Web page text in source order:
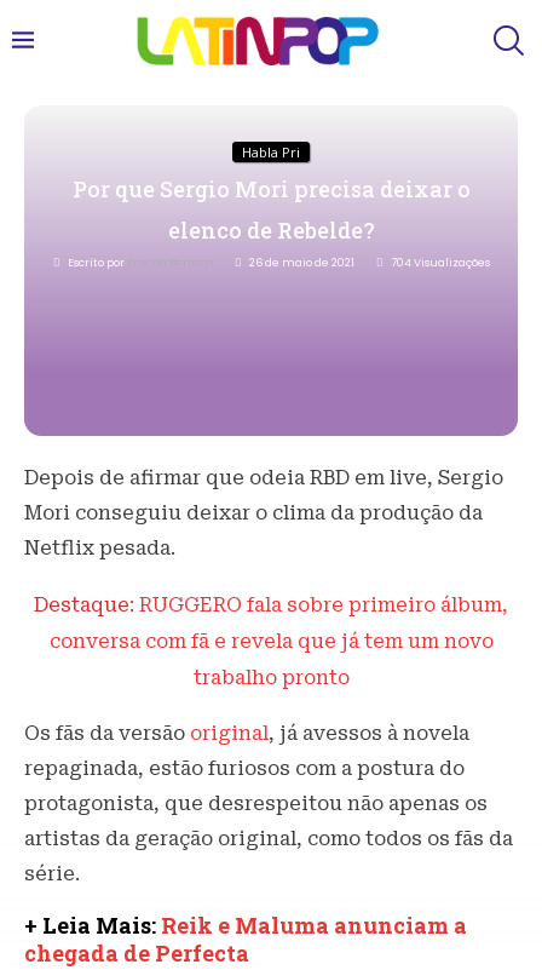
Habla Pri
Por que Sergio Mori precisa deixar o
elenco de Rebelde?
Escrito por Priscila Bertozzi 26 de maio de 2021 704Visualizações
Depois de afirmar que odeia RBD em live, Sergio
Mori conseguiu deixar o clima da produção da
Netflix pesada.
Destaque: RUGGERO fala sobre primeiro álbum,
conversa com fã e revela que já tem um novo
trabalho pronto
Os fãs da versão original, já avessos à novela
repaginada, estão furiosos com a postura do
protagonista, que desrespeitou não apenas os
artistas da geração original, como todos os fãs da
série.
+ Leia Mais: Reik e Maluma anunciam a
chegada de Perfecta